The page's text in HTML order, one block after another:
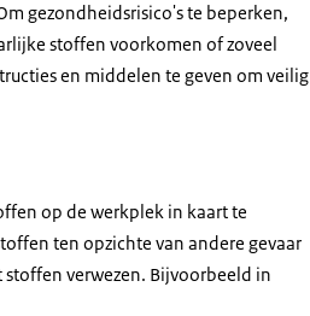
gezondheidsrisico's te beperken,
stoffen voorkomen of zoveel
en middelen te geven om veilig
op de werkplek in kaart te
ten opzichte van andere gevaar
verwezen. Bijvoorbeeld in